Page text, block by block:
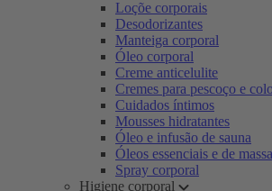
Loçõe corporais
Desodorizantes
Manteiga corporal
Óleo corporal
Creme anticelulite
Cremes para pescoço e
Cuidados íntimos
Mousses hidratantes
Óleo e infusão de sauna
Óleos essenciais e de
Spray corporal
Higiene corporal